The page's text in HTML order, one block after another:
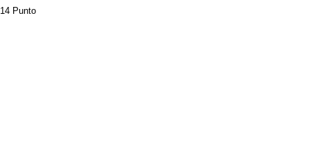
14 Punto